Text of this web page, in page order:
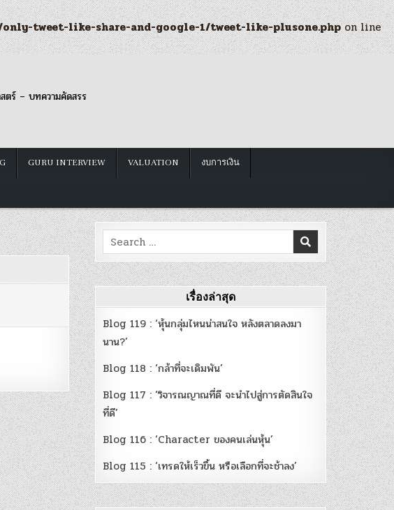
tweet-like-share-and-google-1/tweet-like-plusone.phpon line
ร์ – บทความคัดสรร
GURU INTERVIEW VALUATION งบการเงิน
Search
for:
เรื่องล่าสุด
Blog 119 : ‘หุ้นกลุ่มไหนน่าสนใจ หลังตลาดลงมา
นาน?’
Blog 118 : ‘กล้าที่จะเดิมพัน’
Blog 117 : ‘วิจารณญาณที่ดี จะนำไปสู่การตัดสินใจ
ที่ดี’
Blog 116 : ‘Character ของคนเล่นหุ้น’
Blog 115 : ‘เทรดให้เร็วขึ้น หรือเลือกที่จะช้าลง’